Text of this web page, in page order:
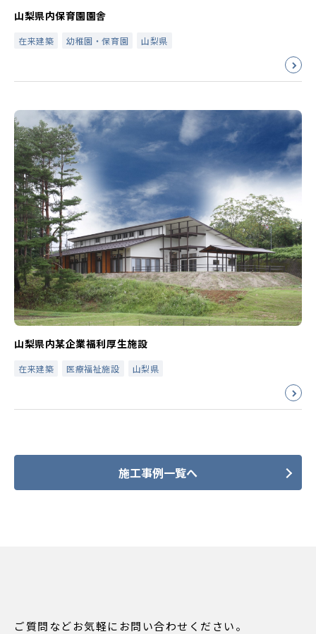
山梨県内保育園園舎
在来建築 幼稚園・保育園 山梨県
山梨県内某企業福利厚生施設
在来建築 医療福祉施設 山梨県
施工事例一覧へ
ご質問などお気軽にお問い合わせください。